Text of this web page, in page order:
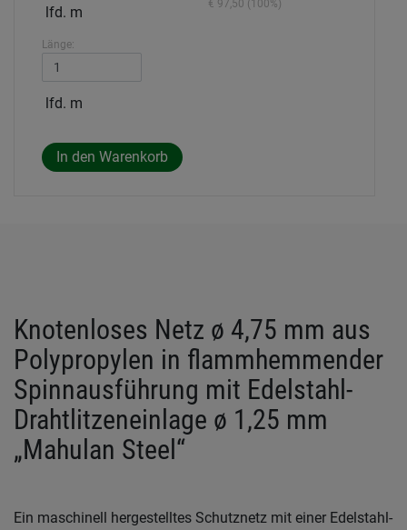
lfd. m
Länge:
lfd. m
€ 97,50 (100%)
Knotenloses Netz ø 4,75 mm aus
Polypropylen in flammhemmender
Spinnausführung mit Edelstahl-
Drahtlitzeneinlage ø 1,25 mm
„Mahulan Steel“
Ein maschinell hergestelltes Schutznetz mit einer Edelstahl-